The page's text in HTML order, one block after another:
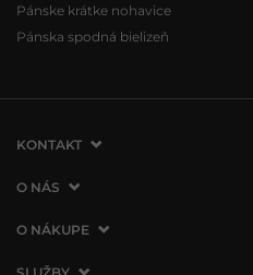
Pánske krátke nohavice
Pánska spodná bielizeň
KONTAKT
VERMONT Services Slovakia s. r. o.
821 07 Bratislava
Slovenská republika
O NÁS
O spoločnosti
O NÁKUPE